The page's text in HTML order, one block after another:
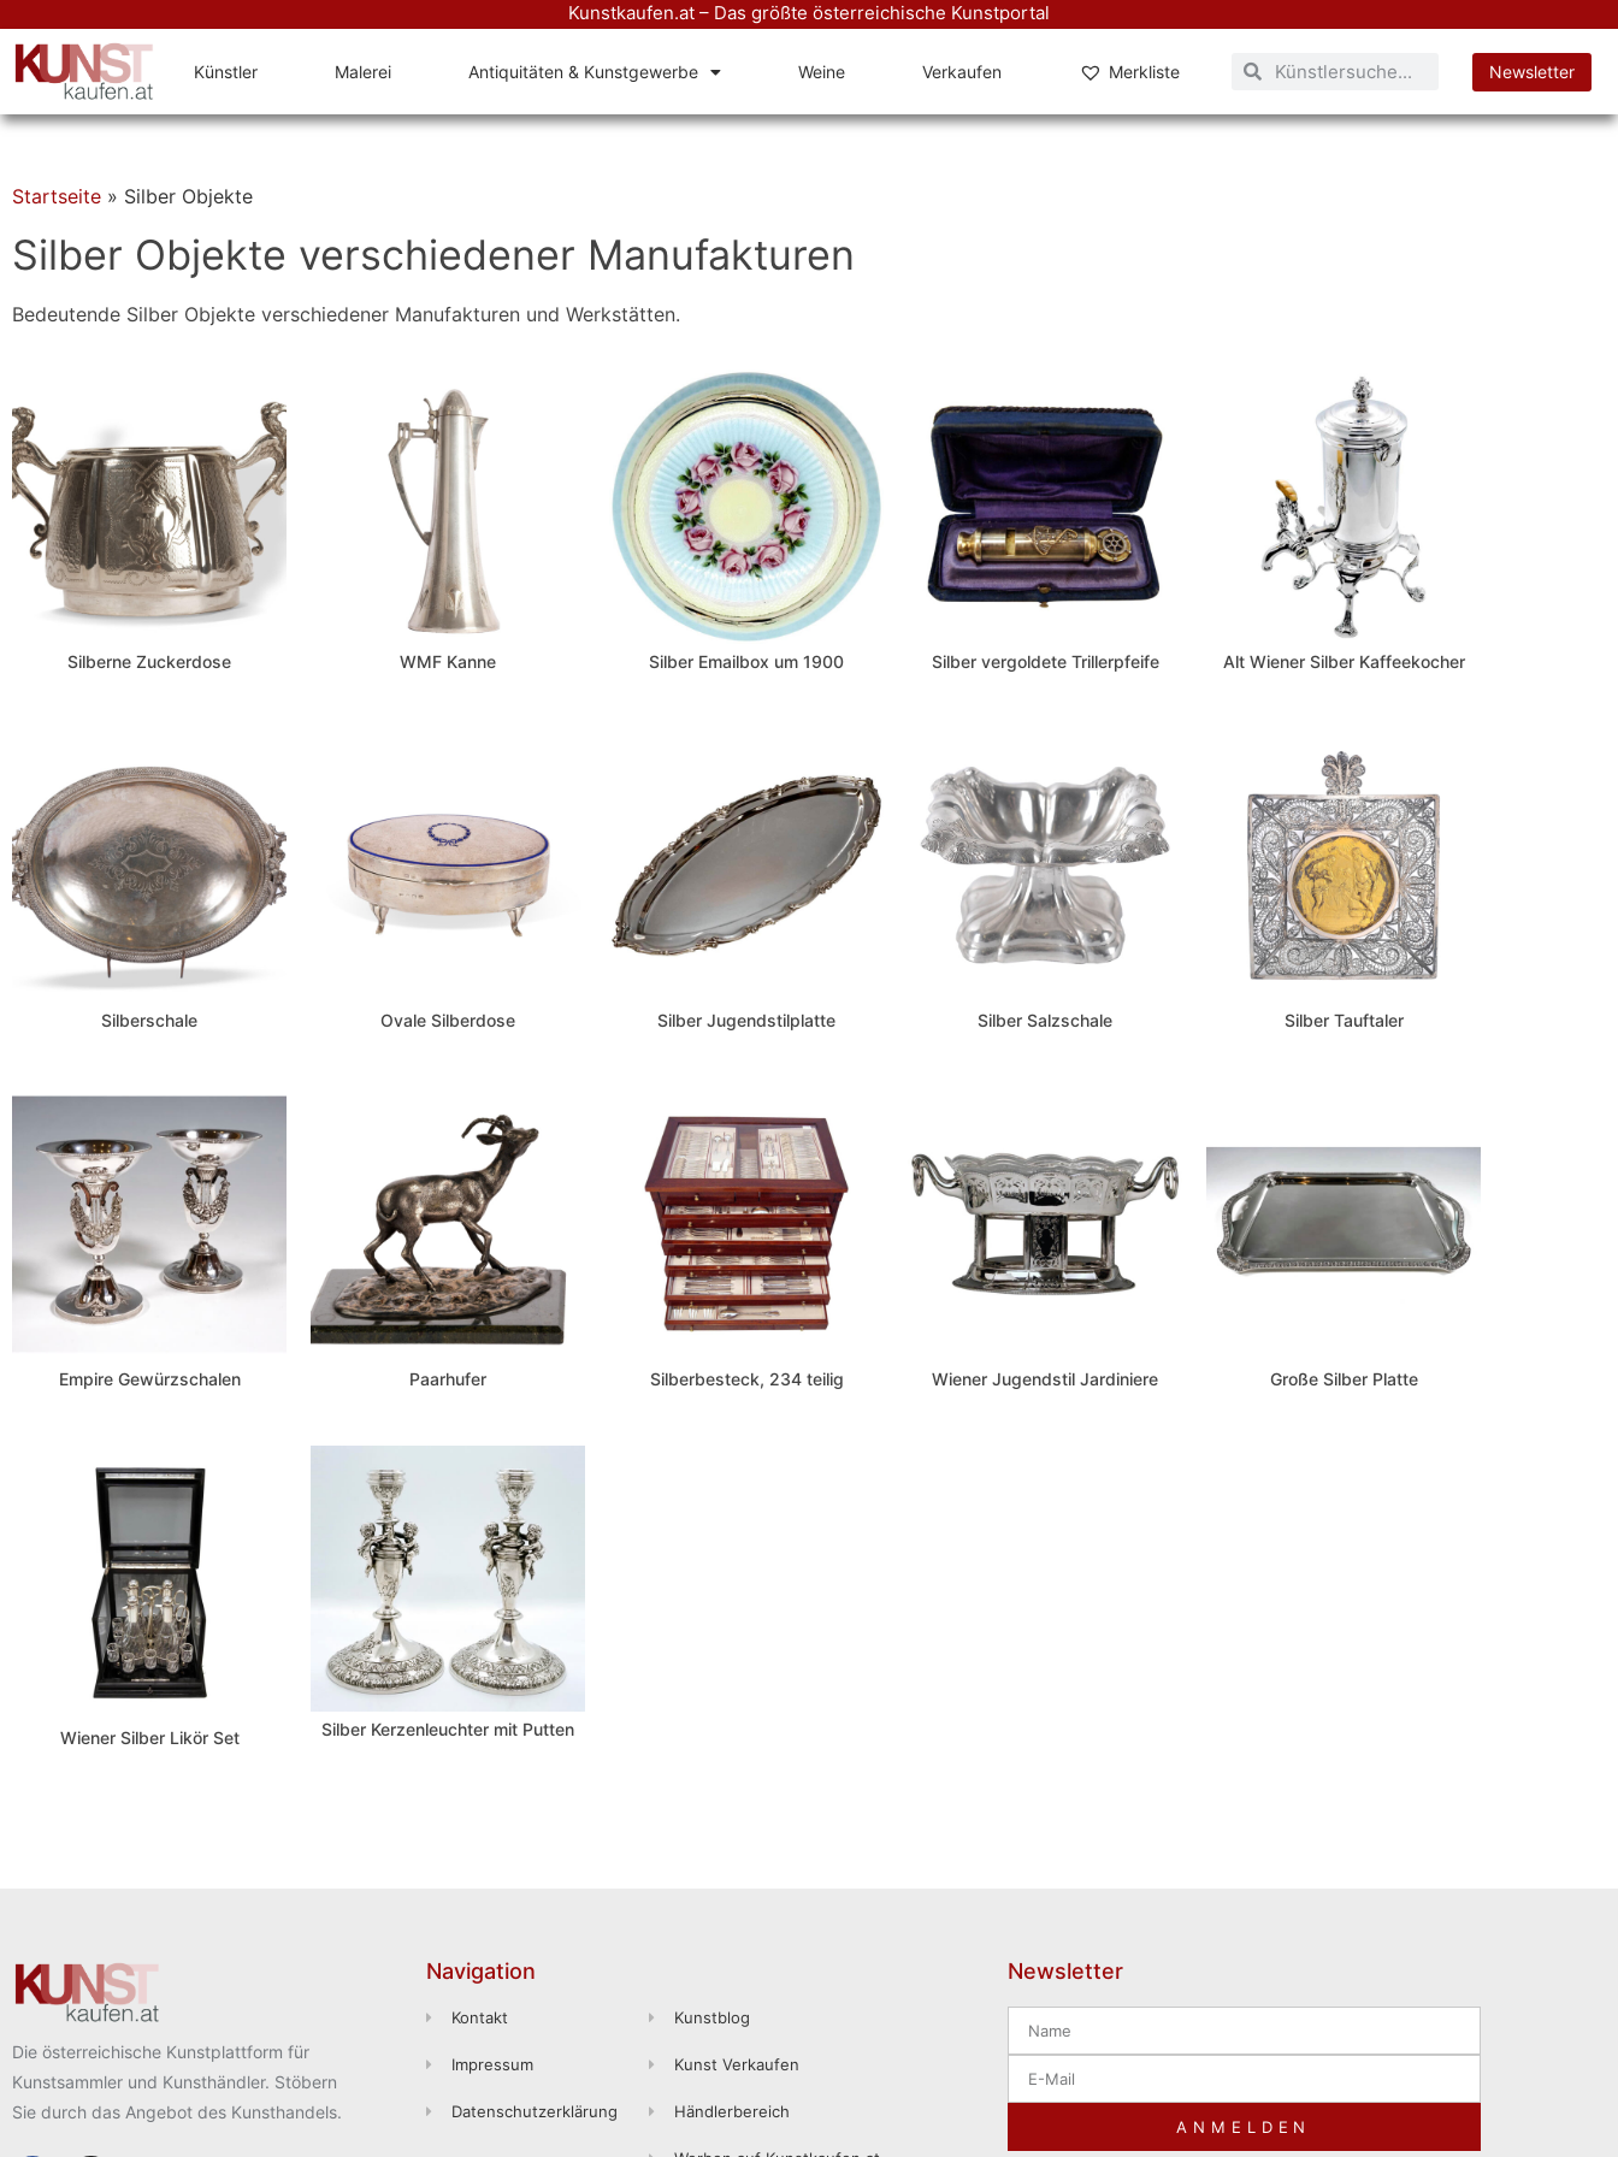
Kunstkaufen.at – Das größte österreichische Kunstportal
Künstler Malerei Antiquitäten & Kunstgewerbe Weine Verkaufen Merkliste Newsletter
Startseite » Silber Objekte
Silber Objekte verschiedener Manufakturen
Bedeutende Silber Objekte verschiedener Manufakturen und Werkstätten.
Silberne Zuckerdose WMF Kanne Silber Emailbox um 1900 Silber vergoldete Trillerpfeife Alt Wiener Silber Kaffeekocher
Silberschale Ovale Silberdose Silber Jugendstilplatte Silber Salzschale Silber Tauftaler
Empire Gewürzschalen Paarhufer Silberbesteck, 234 teilig Wiener Jugendstil Jardiniere Große Silber Platte
Wiener Silber Likör Set Silber Kerzenleuchter mit Putten
Die österreichische Kunstplattform für
Kunstsammler und Kunsthändler. Stöbern
Sie durch das Angebot des Kunsthandels.
Navigation
Kontakt
Impressum
Datenschutzerklärung
Kunstblog
Kunst Verkaufen
Händlerbereich
Newsletter
ANMELDEN